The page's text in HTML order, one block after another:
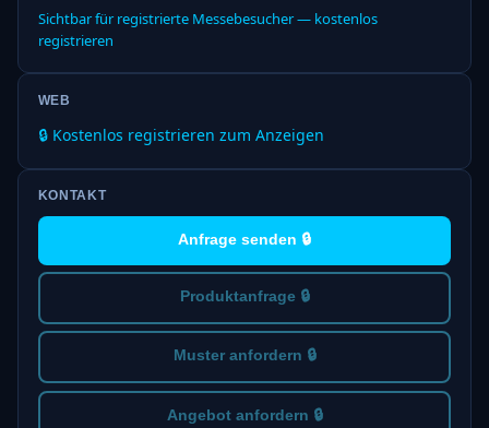
Sichtbar für registrierte Messebesucher — kostenlos
registrieren
WEB
🔒 Kostenlos registrieren zum Anzeigen
KONTAKT
Anfrage senden 🔒
Produktanfrage 🔒
Muster anfordern 🔒
Angebot anfordern 🔒